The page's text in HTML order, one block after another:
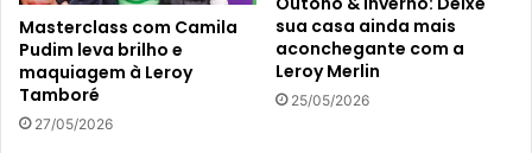
Masterclass com Camila
Pudim leva brilho e
maquiagem à Leroy
Tamboré
27/05/2026
sua casa ainda mais
aconchegante com a
Leroy Merlin
25/05/2026